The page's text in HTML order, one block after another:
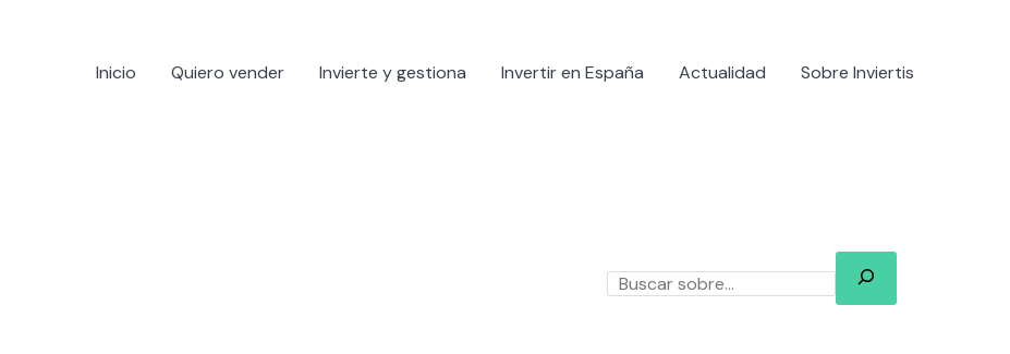
Inicio Quiero vender Invierte y gestiona Invertir en España Actualidad Sobre Inviertis